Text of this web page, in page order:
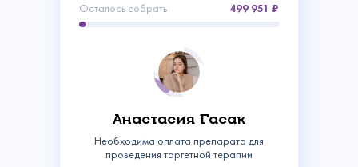
Осталось собрать
499 951
Анастасия Гасак
Необходима оплата препарата для
проведения таргетной терапии
Связаться с